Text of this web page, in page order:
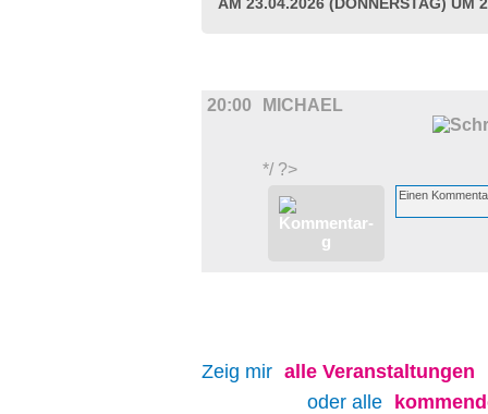
20:00 MICHAEL
*/ ?>
Zeig mir alle Veranstaltungen
oder alle